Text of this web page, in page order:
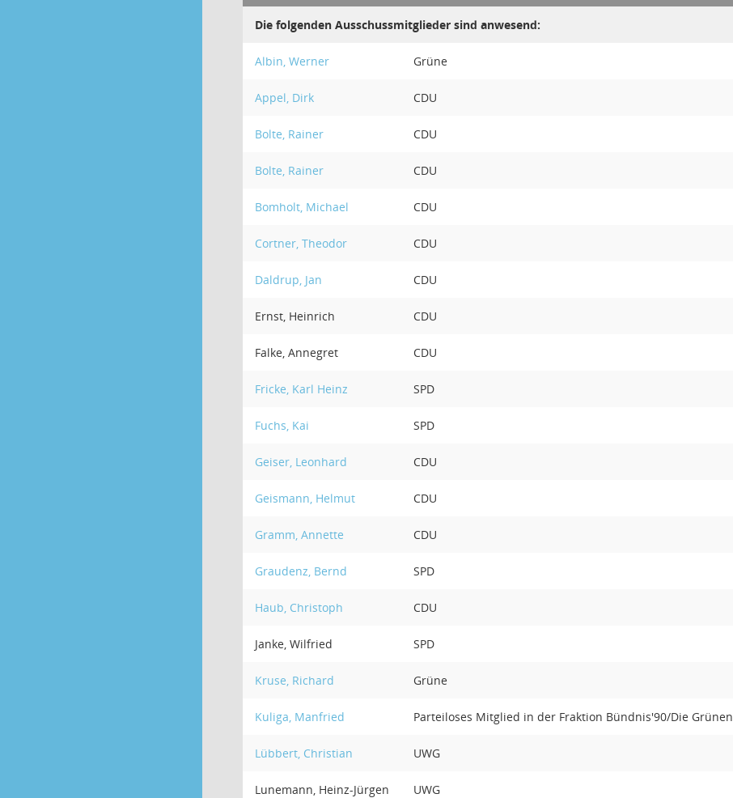
Die folgenden Ausschussmitglieder sind anwesend:
Albin, Werner Grüne
Appel, Dirk CDU
Bolte, Rainer CDU
Bolte, Rainer CDU
Bomholt, Michael CDU
Cortner, Theodor CDU
Daldrup, Jan CDU
Ernst, Heinrich CDU
Falke, Annegret CDU
Fricke, Karl Heinz SPD
Fuchs, Kai SPD
Geiser, Leonhard CDU
Geismann, Helmut CDU
Gramm, Annette CDU
Graudenz, Bernd SPD
Haub, Christoph CDU
Janke, Wilfried SPD
Kruse, Richard Grüne
Kuliga, Manfried Parteiloses Mitglied in der Fraktion Bündnis'90/Die Grünen
Lübbert, Christian UWG
Lunemann, Heinz-Jürgen UWG